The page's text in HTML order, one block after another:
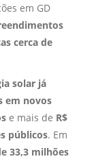
em GD
cerca de
solar já
em novos
e mais de R$
públicos. Em
33,3 milhões